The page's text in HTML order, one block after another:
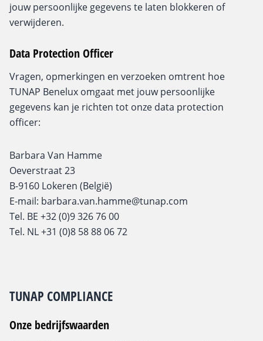
jouw persoonlijke gegevens te laten blokkeren of
verwijderen.
Data Protection Officer
Vragen, opmerkingen en verzoeken omtrent hoe
TUNAP Benelux omgaat met jouw persoonlijke
gegevens kan je richten tot onze data protection
officer:
Barbara Van Hamme
Oeverstraat 23
B-9160 Lokeren (België)
E-mail: barbara.van.hamme@tunap.com
Tel. BE +32 (0)9 326 76 00
Tel. NL +31 (0)8 58 88 06 72
TUNAP COMPLIANCE
Onze bedrijfswaarden